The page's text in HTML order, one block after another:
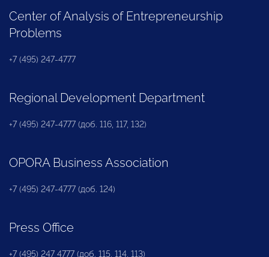
Center of Analysis of Entrepreneurship
Problems
+7 (495) 247-4777
Regional Development Department
+7 (495) 247-4777 (доб. 116, 117, 132)
OPORA Business Association
+7 (495) 247-4777 (доб. 124)
Press Office
+7 (495) 247 4777 (доб. 115, 114, 113)